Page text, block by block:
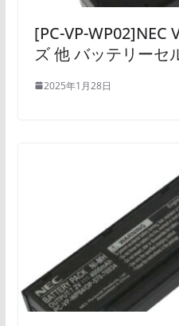
[PC-VP-WP02]NEC
ズ 他 バッテリーセ
2025年1月28日